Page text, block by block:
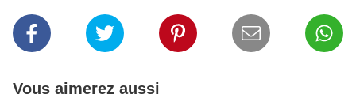
Vous aimerez aussi